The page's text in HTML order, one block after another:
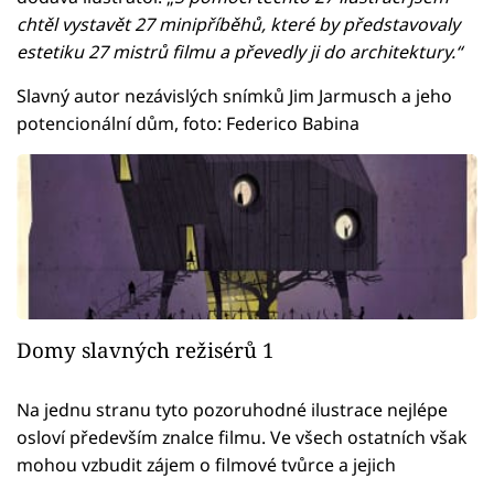
chtěl vystavět 27 minipříběhů, které by představovaly
estetiku 27 mistrů filmu a převedly ji do architektury.“
Slavný autor nezávislých snímků Jim Jarmusch a jeho
potencionální dům, foto: Federico Babina
Domy slavných režisérů 1
Na jednu stranu tyto pozoruhodné ilustrace nejlépe
osloví především znalce filmu. Ve všech ostatních však
mohou vzbudit zájem o filmové tvůrce a jejich